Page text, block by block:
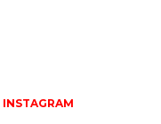
INSTAGRAM